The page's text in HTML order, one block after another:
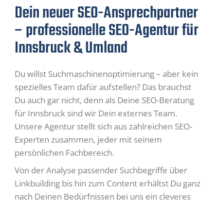
Dein neuer SEO-Ansprechpartner
– professionelle SEO-Agentur für
Innsbruck & Umland
Du willst Suchmaschinenoptimierung – aber kein
spezielles Team dafür aufstellen? Das brauchst
Du auch gar nicht, denn als Deine SEO-Beratung
für Innsbruck sind wir Dein externes Team.
Unsere Agentur stellt sich aus zahlreichen SEO-
Experten zusammen, jeder mit seinem
persönlichen Fachbereich.
Von der Analyse passender Suchbegriffe über
Linkbuilding bis hin zum Content erhältst Du ganz
nach Deinen Bedürfnissen bei uns ein cleveres